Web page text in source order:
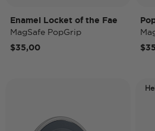
Enamel Locket of the Fae
MagSafe PopGrip
$35,00